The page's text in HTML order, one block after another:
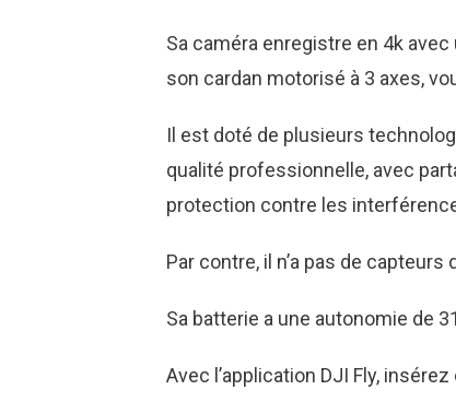
Sa caméra enregistre en 4k
son cardan motorisé à 3 axes,
Il est doté de plusieurs
qualité professionnelle, avec
protection contre les
Par contre, il n’a pas de capteurs
Sa batterie a une autonomie de
Avec l’application DJI Fly,